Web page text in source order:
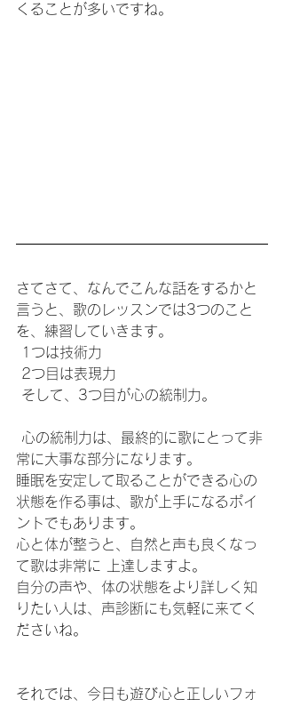
くることが多いですね。
さてさて、なんでこんな話をするかと
言うと、歌のレッスンでは3つのこと
を、練習していきます。
1つは技術力
2つ目は表現力
そして、3つ目が心の統制力。
常に大事な部分になります。
睡眠を安定して取ることができる心の
状態を作る事は、歌が上手になるポイ
ントでもあります。
心と体が整うと、自然と声も良くなっ
て歌は非常に 上達しますよ。
自分の声や、体の状態をより詳しく知
りたい人は、声診断にも気軽に来てく
ださいね。
それでは、今日も遊び心と正しいフォ